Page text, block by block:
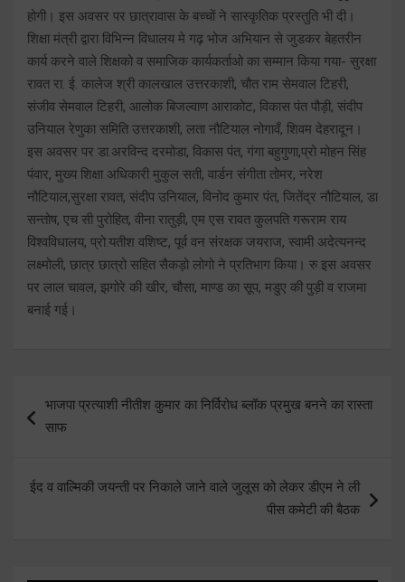
होगी। इस अवसर पर छात्रावास के बच्चों ने सास्कृतिक प्रस्तुति भी दी।
शिक्षा मंत्री द्वारा विभिन्न विधालय मे गढ़ भोज अभियान से जुडकर बेहतरीन
कार्य करने वाले शिक्षको व समाजिक कार्यकर्ताओ का सम्मान किया गया- सुरक्षा
रावत रा. ई. कालेज श्री कालखाल उत्तरकाशी, चौत राम सेमवाल टिहरी,
संजीव सेमवाल टिहरी, आलोक बिजल्वाण आराकोट, विकास पंत पौड़ी, संदीप
उनियाल रेणुका समिति उत्तरकाशी, लता नौटियाल नोगावँ, शिवम देहरादून।
इस अवसर पर डा.अरविन्द दरमोडा, विकास पंत, गंगा बहुगुणा,प्रो मोहन सिंह
पंवार, मुख्य शिक्षा अधिकारी मुकुल सती, वार्डन संगीता तोमर, नरेश
नौटियाल,सुरक्षा रावत, संदीप उनियाल, विनोद कुमार पंत, जितेंद्र नौटियाल, डा
सन्तोष, एच सी पुरोहित, वीना रातुड़ी, एम एस रावत कुलपति गरूराम राय
विश्वविधालय, प्रो.यतीश वशिष्ट, पूर्व वन संरक्षक जयराज, स्वामी अदेत्यनन्द
लक्ष्मोली, छात्र छात्रो सहित सैकड़ो लोगो ने प्रतिभाग किया। रु इस अवसर
पर लाल चावल, झगोरे की खीर, चौसा, माण्ड का सूप, मडुए की पुड़ी व राजमा
बनाई गई।
navigation
भाजपा प्रत्याशी नीतीश कुमार का निर्विरोध ब्लॉक प्रमुख बनने का रास्ता
साफ
ईद व वाल्मिकी जयन्ती पर निकाले जाने वाले जुलूस को लेकर डीएम ने ली
पीस कमेटी की बैठक